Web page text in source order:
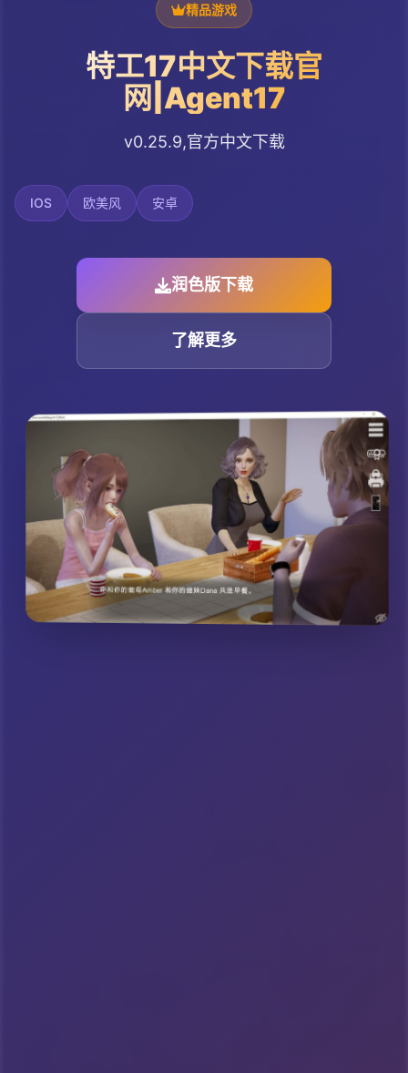
精品游戏
特工17中文下载官
网|Agent17
v0.25.9,官方中文下载
IOS 欧美风 安卓
润色版下载
了解更多